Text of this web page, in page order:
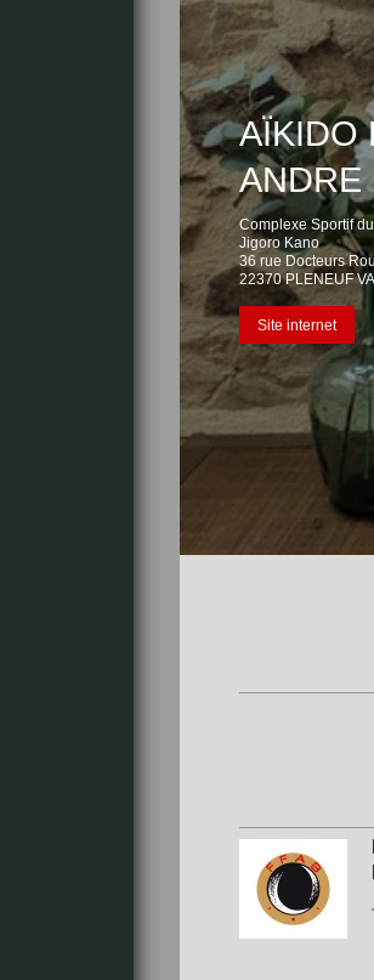
AÏKIDO
ANDRE
Complexe Sportif
Jigoro Kano
36 rue Docteurs
22370 PLENEUF
Site internet